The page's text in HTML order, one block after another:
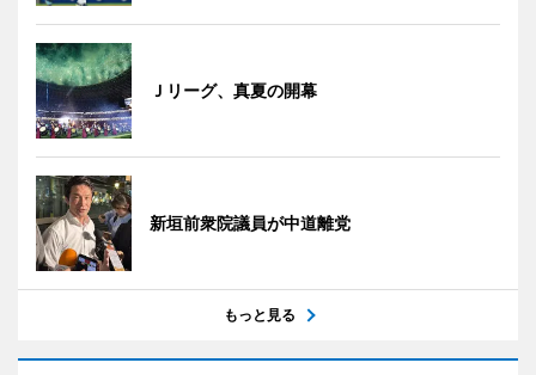
Ｊリーグ、真夏の開幕
新垣前衆院議員が中道離党
もっと見る